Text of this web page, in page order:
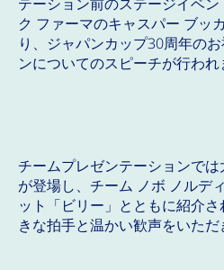
ク ファーマのキャスパー ブッ
り、ジャパンカップ30周年の
ンについてのスピーチが行われ
チームプレゼンテーションで
が登場し、チーム ノボ ノルデ
ット「ビリー」とともに紹介
きな拍手と温かい歓声をいただ